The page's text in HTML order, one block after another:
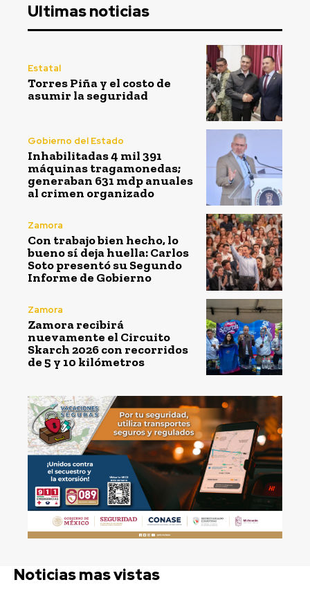
Ultimas noticias
Estatal
Torres Piña y el costo de
asumir la seguridad
Gobierno del Estado
Inhabilitadas 4 mil 391
máquinas tragamonedas;
generaban 631 mdp anuales
al crimen organizado
Zamora
Con trabajo bien hecho, lo
bueno sí deja huella: Carlos
Soto presentó su Segundo
Informe de Gobierno
Zamora
Zamora recibirá
nuevamente el Circuito
Skarch 2026 con recorridos
de 5 y 10 kilómetros
Noticias mas vistas